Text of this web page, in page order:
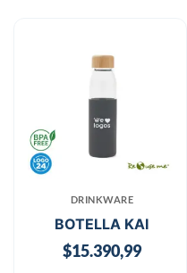
DRINKWARE
BOTELLA KAI
$15.390,99